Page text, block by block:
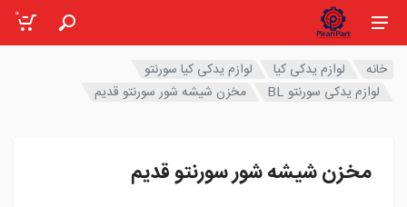
0
خانه لوازم یدکی کیا
لوازم یدکی کیا سورنتو
لوازم یدکی سورنتو BL
مخزن شیشه شور سورنتو قدیم
مخزن شیشه شور سورنتو قدیم